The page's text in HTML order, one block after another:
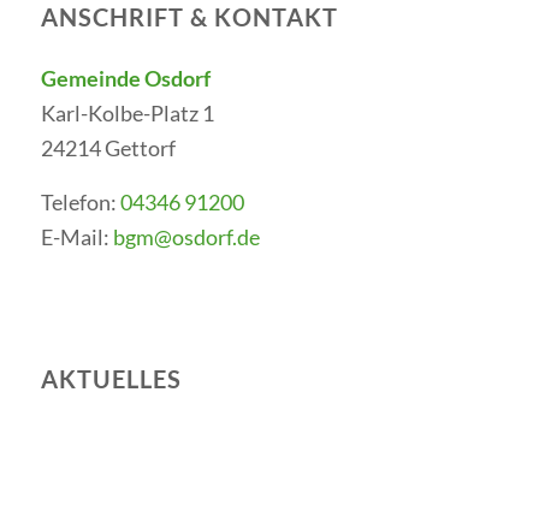
ANSCHRIFT & KONTAKT
Gemeinde Osdorf
Karl-Kolbe-Platz 1
24214 Gettorf
Telefon:04346 91200
E-Mail: bgm@osdorf.de
AKTUELLES